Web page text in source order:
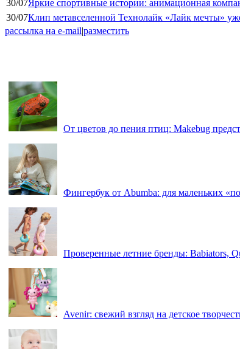
30/07Яркие спортивные истории: анимационная
30/07Клип метавселенной Технолайк «Лайк мечты»
рассылка на e-mail|разместить
От цветов до пения птиц: Makebug
Фингербук от Abumba: для маленьких
Проверенные летние бренды: Babiators,
Avenir: свежий взгляд на детское